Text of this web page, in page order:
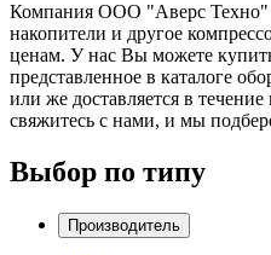
Компания ООО "Аверс Техно"
накопители и другое
ценам. У нас Вы можете
представленное в каталоге
или же доставляется в
свяжитесь с нами, и мы
Выбор по типу
Производитель